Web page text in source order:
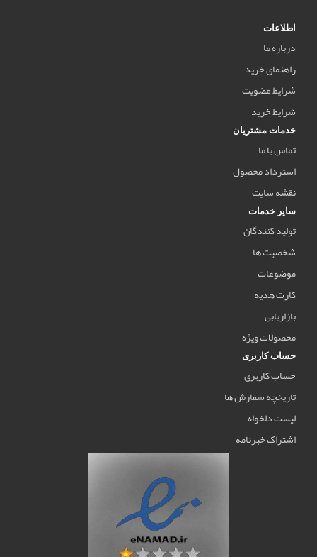
اطلاعات
درباره ما
راهنمای خرید
شرایط عضویت
شرایط خرید
خدمات مشتریان
تماس با ما
استرداد محصول
نقشه سایت
سایر خدمات
تولید کنندگان
شخصیت ها
موضوعات
کارت هدیه
بازاریابی
محصولات ویژه
حساب کاربری
حساب کاربری
تاریخچه سفارش ها
لیست دلخواه
اشتراک خبرنامه